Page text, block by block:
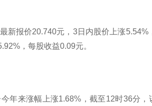
新报价20.740元，3日内股价上涨
，每股收益0.09元。
年来涨幅上涨1.68%，截至12时36分，